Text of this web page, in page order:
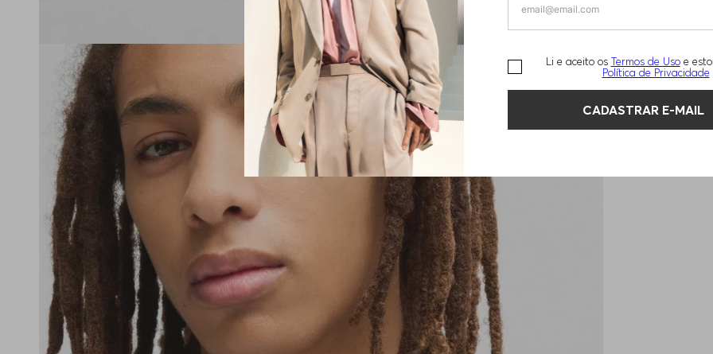
Li e aceito os Termos de Uso e
Política de Privacidade
CADASTRAR E-MAIL